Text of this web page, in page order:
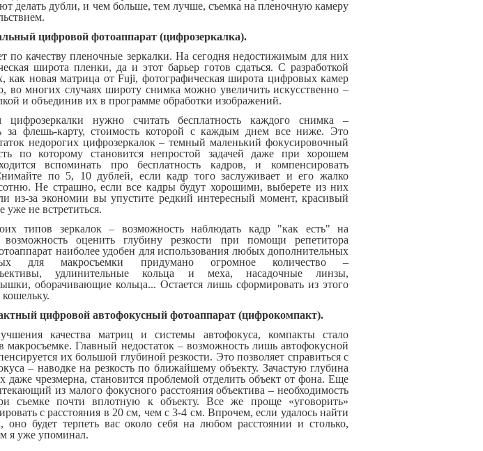
делать дубли, и чем больше, тем лучше, съемка на пленочную камеру
цифровой фотоаппарат (цифрозеркалка).
по качеству пленочные зеркалки. На сегодня недостижимым для них
широта пленки, да и этот барьер готов сдаться. С разработкой
как новая матрица от Fuji, фотографическая широта цифровых камер
во многих случаях широту снимка можно увеличить искусственно –
и объединив их в программе обработки изображений.
цифрозеркалки нужно считать бесплатность каждого снимка –
за флешь-карту, стоимость которой с каждым днем все ниже. Это
недорогих цифрозеркалок – темный маленький фокусировочный
по которому становится непростой задачей даже при хорошем
вспоминать про бесплатность кадров, и компенсировать
по 5, 10 дублей, если кадр того заслуживает и его жалко
Не страшно, если все кадры будут хорошими, выберете из них
из-за экономии вы упустите редкий интересный момент, красивый
уже не встретиться.
типов зеркалок – возможность наблюдать кадр "как есть" на
возможность оценить глубину резкости при помощи репетитора
наиболее удобен для использования любых дополнительных
для макросъемки придумано огромное количество –
удлинительные кольца и меха, насадочные линзы,
оборачивающие кольца... Остается лишь сформировать из этого
цифровой автофокусный фотоаппарат (цифрокомпакт).
качества матриц и системы автофокуса, компакты стало
макросъемке. Главный недостаток – возможность лишь автофокусной
их большой глубиной резкости. Это позволяет справиться с
– наводке на резкость по ближайшему объекту. Зачастую глубина
даже чрезмерна, становится проблемой отделить объект от фона. Еще
из малого фокусного расстояния объектива – необходимость
съемке почти вплотную к объекту. Все же проще «уговорить»
с расстояния в 20 см, чем с 3-4 см. Впрочем, если удалось найти
будет терпеть вас около себя на любом расстоянии и столько,
я уже упоминал.